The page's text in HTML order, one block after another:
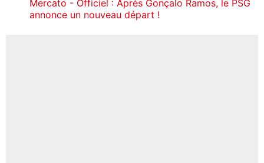
Mercato - Officiel : Après Gonçalo Ramos, le PSG
annonce un nouveau départ !